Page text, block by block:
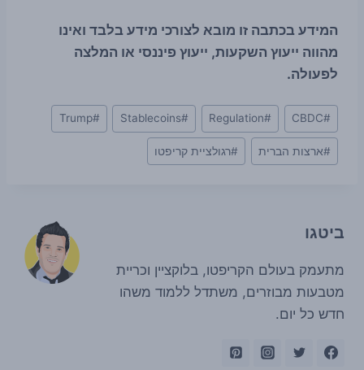
המידע בכתבה זו מובא לצורכי מידע בלבד ואינו
מהווה ייעוץ השקעות, ייעוץ פיננסי או המלצה
לפעולה.
Post
Tags:
#
CBDC
#
Regulation
#
Stablecoins
#
Trump
#ארצות הברית #רגולציית קריפטו
ביטגו
מתעמק בעולם הקריפטו, בלוקציין וכריית
מטבעות מבוזרים, משתדל ללמוד משהו
חדש כל יום.